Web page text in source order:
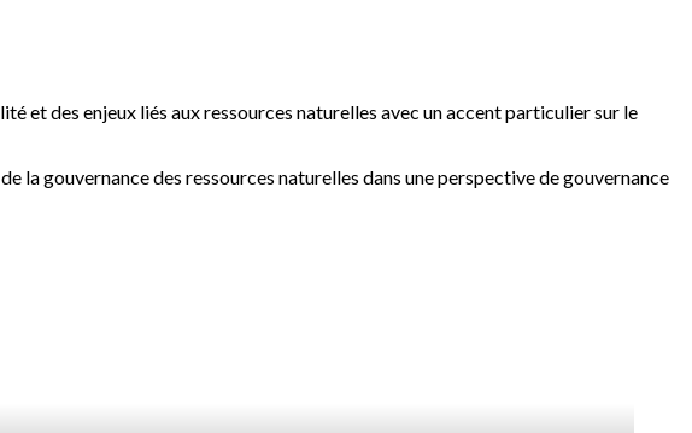
et des enjeux liés aux ressources naturelles avec un accent particulier sur le
la gouvernance des ressources naturelles dans une perspective de gouvernance